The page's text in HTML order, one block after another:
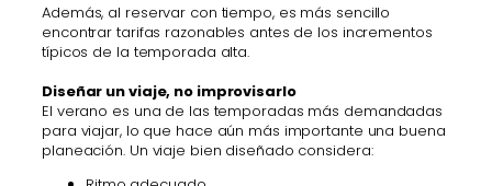
Además, al reservar con tiempo, es más sencillo
encontrar tarifas razonables antes de los incrementos
típicos de la temporada alta.
Diseñar un viaje, no improvisarlo
El verano es una de las temporadas más demandadas
para viajar, lo que hace aún más importante una buena
planeación. Un viaje bien diseñado considera: